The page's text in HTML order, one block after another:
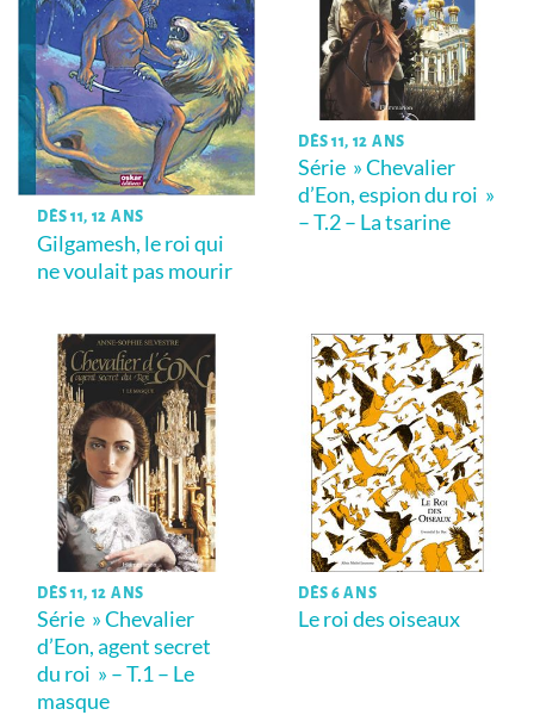
DÈS 11, 12 ANS
Gilgamesh, le roi qui
ne voulait pas mourir
DÈS 11, 12 ANS
Série » Chevalier
d’Eon, espion du roi »
– T.2 – La tsarine
DÈS 11, 12 ANS
Série » Chevalier
d’Eon, agent secret
du roi » – T.1 – Le
masque
DÈS 6 ANS
Le roi des oiseaux